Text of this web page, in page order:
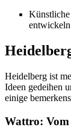
Heidelberg ist
Ideen gedeihen
einige
Wattro: